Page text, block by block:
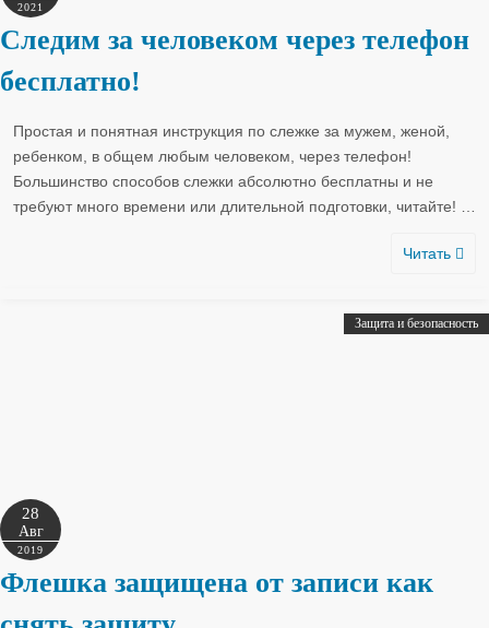
2021
Следим за человеком через телефон
бесплатно!
Простая и понятная инструкция по слежке за мужем, женой,
ребенком, в общем любым человеком, через телефон!
Большинство способов слежки абсолютно бесплатны и не
требуют много времени или длительной подготовки, читайте!
Читать
Защита и безопасность
28
Авг
2019
Флешка защищена от записи как